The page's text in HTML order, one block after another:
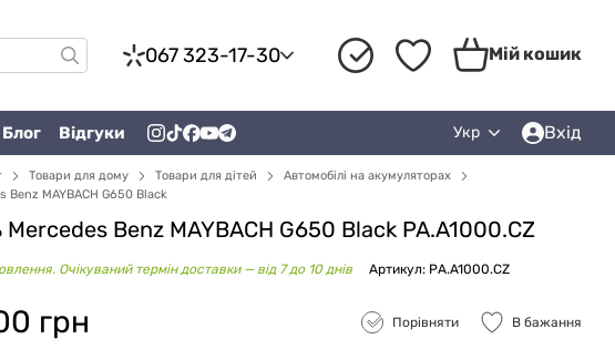
067 323-17-30 Мій кошик
Блог Відгуки Укр Вхід
Товари для дому Товари для дітей
Автомобілі на акумуляторах
Benz MAYBACH G650 Black
Mercedes Benz MAYBACH G650 Black PA.A1000.CZ
Очікуваний термін доставки — від 7 до 10 днів Артикул: PA.A1000.CZ
грн Порівняти В бажання